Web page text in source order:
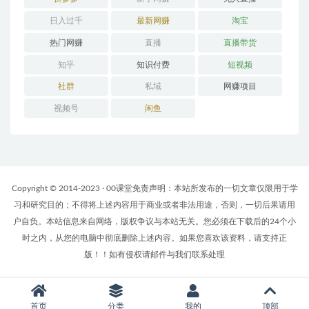
日入过千 最新网赚 淘宝
热门网赚 直播 直播带货
知乎 知识付费 短视频
社群 私域 网赚项目
视频号 闲鱼
Copyright © 2014-2023 · 00课堂免责声明：本站所发布的一切文章仅限用于学
习和研究目的；不得将上述内容用于商业或者非法用途，否则，一切后果请用
户自负。本站信息来自网络，版权争议与本站无关。您必须在下载后的24个小
时之内，从您的电脑中彻底删除上述内容。如果您喜欢该资料，请支持正
版！！如有侵权请邮件与我们联系处理
首页 分类 我的 顶部